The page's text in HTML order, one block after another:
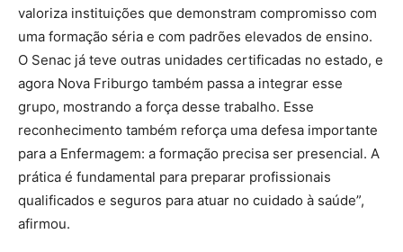
valoriza instituições que demonstram compromisso com
uma formação séria e com padrões elevados de ensino.
O Senac já teve outras unidades certificadas no estado, e
agora Nova Friburgo também passa a integrar esse
grupo, mostrando a força desse trabalho. Esse
reconhecimento também reforça uma defesa importante
para a Enfermagem: a formação precisa ser presencial. A
prática é fundamental para preparar profissionais
qualificados e seguros para atuar no cuidado à saúde”,
afirmou.